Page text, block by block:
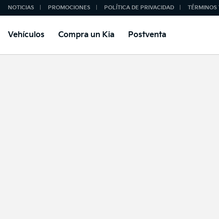
NOTICIAS PROMOCIONES POLÍTICA DE PRIVACIDAD TÉRMINOS
Vehículos Compra un Kia Postventa